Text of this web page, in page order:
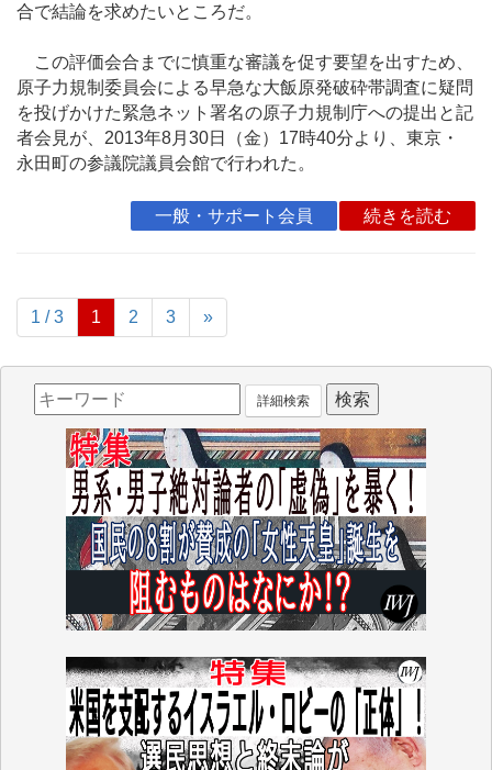
合で結論を求めたいところだ。
この評価会合までに慎重な審議を促す要望を出すため、
原子力規制委員会による早急な大飯原発破砕帯調査に疑問
を投げかけた緊急ネット署名の原子力規制庁への提出と記
者会見が、2013年8月30日（金）17時40分より、東京・
永田町の参議院議員会館で行われた。
一般・サポート会員 続きを読む
1 / 3 1 2 3 »
詳細検索